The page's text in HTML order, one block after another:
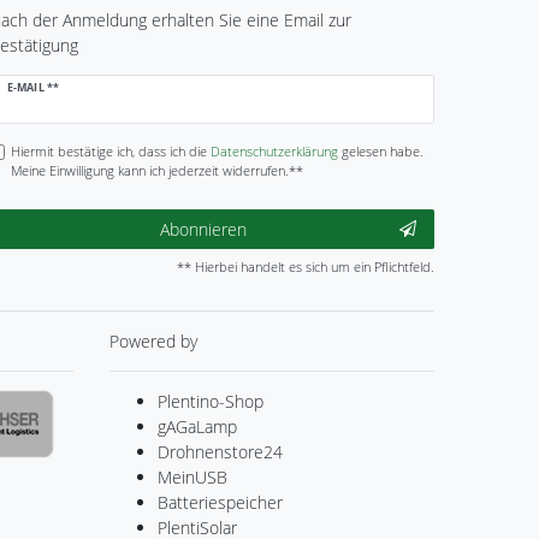
der Anmeldung erhalten Sie eine Email zur
E-MAIL **
Newsletter
Hiermit bestätige ich, dass ich die Daten­schutz­erklärunggelesen habe.
Meine Einwilligung kann ich jederzeit widerrufen.**
Abonnieren
** Hierbei handelt es sich um ein Pflichtfeld.
Powered by
Plentino-Shop
gAGaLamp
Drohnenstore24
MeinUSB
Batteriespeicher
PlentiSolar